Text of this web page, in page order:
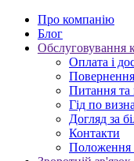
Про компанію
Блог
Обслуговування
Оплата і
Питання та
Гід по
Догляд за
Контакти
Положення